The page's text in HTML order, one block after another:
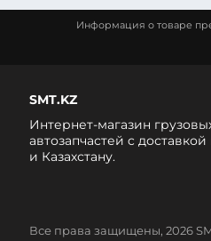
Информация о товаре
SMT.KZ
Интернет-магазин
автозапчастей c
и Казахстану.
Все права защищены, 2026